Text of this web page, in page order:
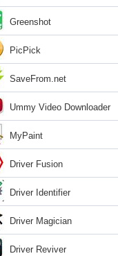
Greenshot
PicPick
SaveFrom.net
Ummy Video Downloader
MyPaint
Driver Fusion
Driver Identifier
Driver Magician
Driver Reviver